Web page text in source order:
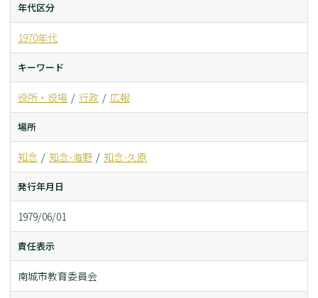
年代区分
1970年代
キーワード
役所・役場 行政 広報
場所
知念 知念-海野 知念-久原
発行年月日
1979/06/01
責任表示
南城市教育委員会